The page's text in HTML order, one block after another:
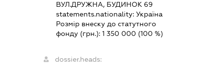
ВУЛ.ДРУЖНА, БУДИНОК 69
statements.nationality:Україна
Розмір внеску до статутного
фонду (грн.):1 350 000 (100 %)
dossier.heads: